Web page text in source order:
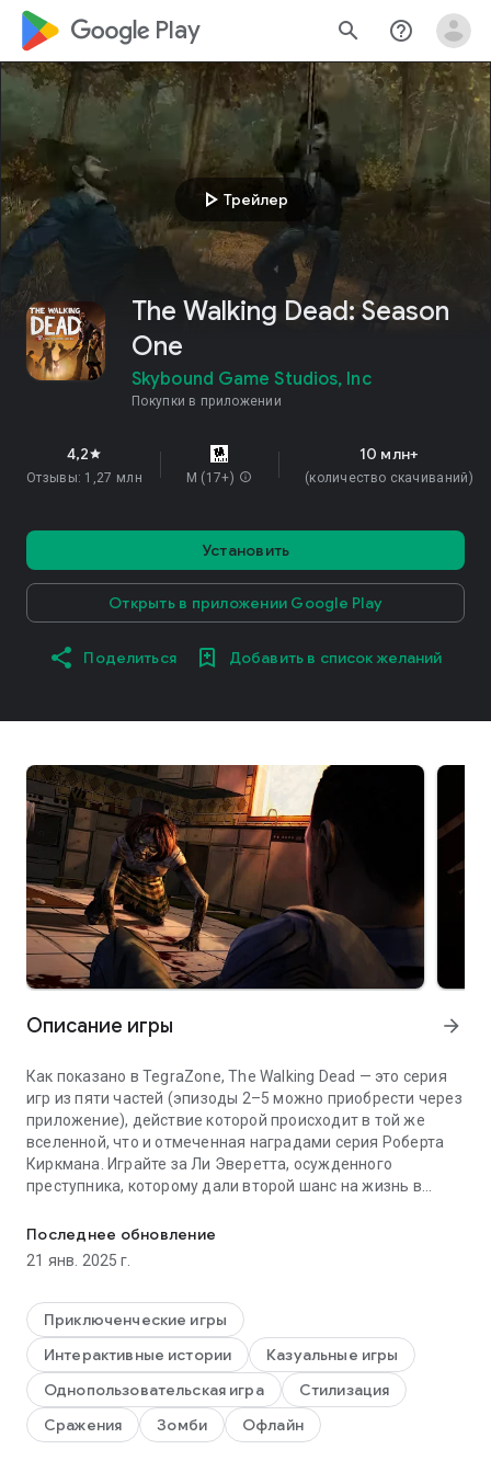
google_logo Play search help_outline
play_arrow Трейлер
The Walking Dead: Season
One
Skybound Game Studios, Inc
Покупки в приложении
4,2star
Отзывы: 1,27 млн M (17+) info
10 млн+
(количество скачиваний)
Установить
Открыть в приложении Google Play
Поделиться Добавить в список желаний
Описание игры arrow_forward
Как показано в TegraZone, The Walking Dead — это серия
игр из пяти частей (эпизоды 2–5 можно приобрести через
приложение), действие которой происходит в той же
вселенной, что и отмеченная наградами серия Роберта
Киркмана. Играйте за Ли Эверетта, осужденного
преступника, которому дали второй шанс на жизнь в
жизни и выжившими, не останавливающимися ни перед
чем, чтобы сохранить свою безопасность, защита
Испытайте события, встречайтесь с людьми и посещайте
места, которые предвещают историю заместителя
шерифа Рика Граймса. Индивидуально разработанный
игровой опыт — действия, выбор и решения, которые вы
принимаете, повлияют на то, как будет развиваться ваша
история на протяжении всей серии.
Последнее обновление
21 янв. 2025 г.
Приключенческие игры
Интерактивные истории
Казуальные игры
Однопользовательская игра
Стилизация
Сражения
Зомби Офлайн